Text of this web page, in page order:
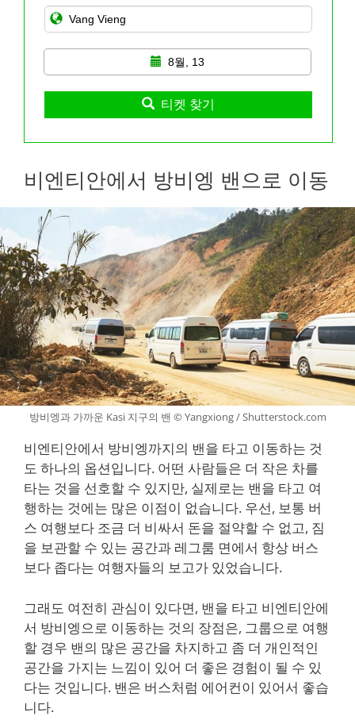
8월, 13
티켓 찾기
비엔티안에서 방비엥 밴으로 이동
방비엥과 가까운 Kasi 지구의 밴 © Yangxiong / Shutterstock.com
비엔티안에서 방비엥까지의 밴을 타고 이동하는 것
도 하나의 옵션입니다. 어떤 사람들은 더 작은 차를
타는 것을 선호할 수 있지만, 실제로는 밴을 타고 여
행하는 것에는 많은 이점이 없습니다. 우선, 보통 버
스 여행보다 조금 더 비싸서 돈을 절약할 수 없고, 짐
을 보관할 수 있는 공간과 레그룸 면에서 항상 버스
보다 좁다는 여행자들의 보고가 있었습니다.
그래도 여전히 관심이 있다면, 밴을 타고 비엔티안에
서 방비엥으로 이동하는 것의 장점은, 그룹으로 여행
할 경우 밴의 많은 공간을 차지하고 좀 더 개인적인
공간을 가지는 느낌이 있어 더 좋은 경험이 될 수 있
다는 것입니다. 밴은 버스처럼 에어컨이 있어서 좋습
니다.